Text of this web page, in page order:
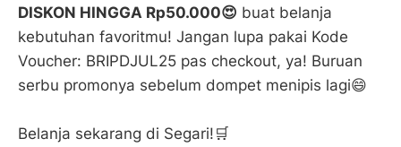
DISKON HINGGA Rp50.000😍 buat belanja
kebutuhan favoritmu! Jangan lupa pakai Kode
Voucher: BRIPDJUL25 pas checkout, ya! Buruan
serbu promonya sebelum dompet menipis lagi😄
Belanja sekarang di Segari!🛒